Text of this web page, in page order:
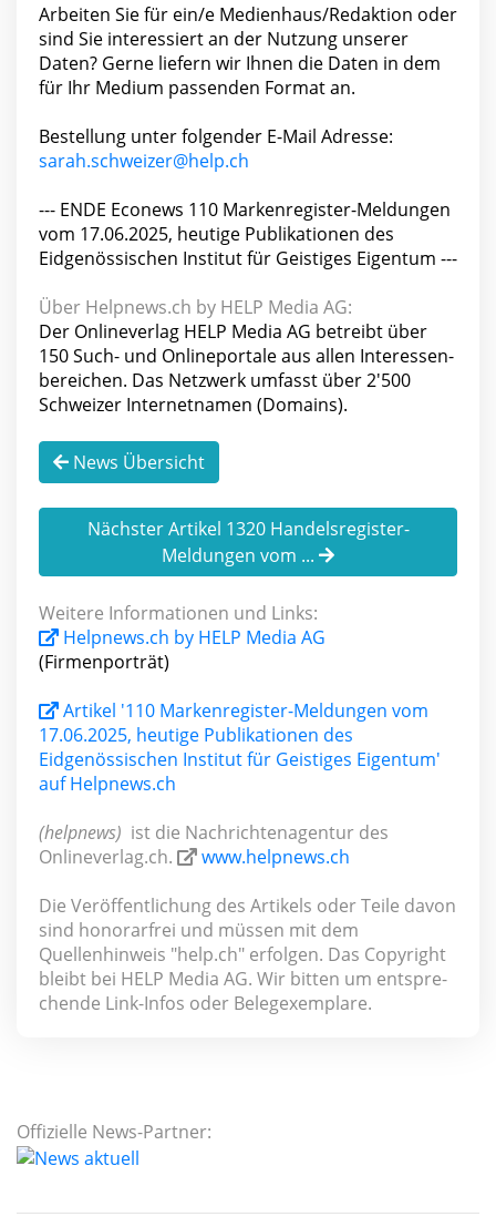
Arbeiten Sie für ein/e Medienhaus/Redaktion oder
sind Sie interessiert an der Nutzung unserer
Daten? Gerne liefern wir Ihnen die Daten in dem
für Ihr Medium passenden Format an.
Bestellung unter folgender E-Mail Adresse:
sarah.schweizer@help.ch
--- ENDE Econews 110 Markenregister-Meldungen
vom 17.06.2025, heutige Publikationen des
Eidgenössischen Institut für Geistiges Eigentum ---
Über Helpnews.ch by HELP Media AG:
Der Onlineverlag HELP Media AG betreibt über
150 Such- und Onlineportale aus allen Interessen-
bereichen. Das Netzwerk umfasst über 2'500
Schweizer Internetnamen (Domains).
News Übersicht
Nächster Artikel 1320 Handelsregister-
Meldungen vom ...
Weitere Informationen und Links:
Helpnews.ch by HELP Media AG
(Firmenporträt)
Artikel '110 Markenregister-Meldungen vom
17.06.2025, heutige Publikationen des
Eidgenössischen Institut für Geistiges Eigentum'
auf Helpnews.ch
(helpnews) ist die Nachrichtenagentur des
Onlineverlag.ch.
www.helpnews.ch
Die Veröffentlichung des Artikels oder Teile davon
sind honorar­frei und müssen mit dem
Quellenhinweis "help.ch" erfolgen. Das Copyright
bleibt bei HELP Media AG. Wir bitten um ent­spre­
chen­de Link-Infos oder Belegexemplare.
Offizielle News-Partner: